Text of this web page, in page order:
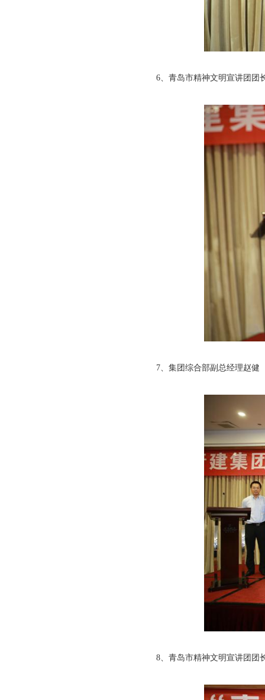
6、青岛市精神文明宣讲团团
7、集团综合部副总经理赵健
8、青岛市精神文明宣讲团团